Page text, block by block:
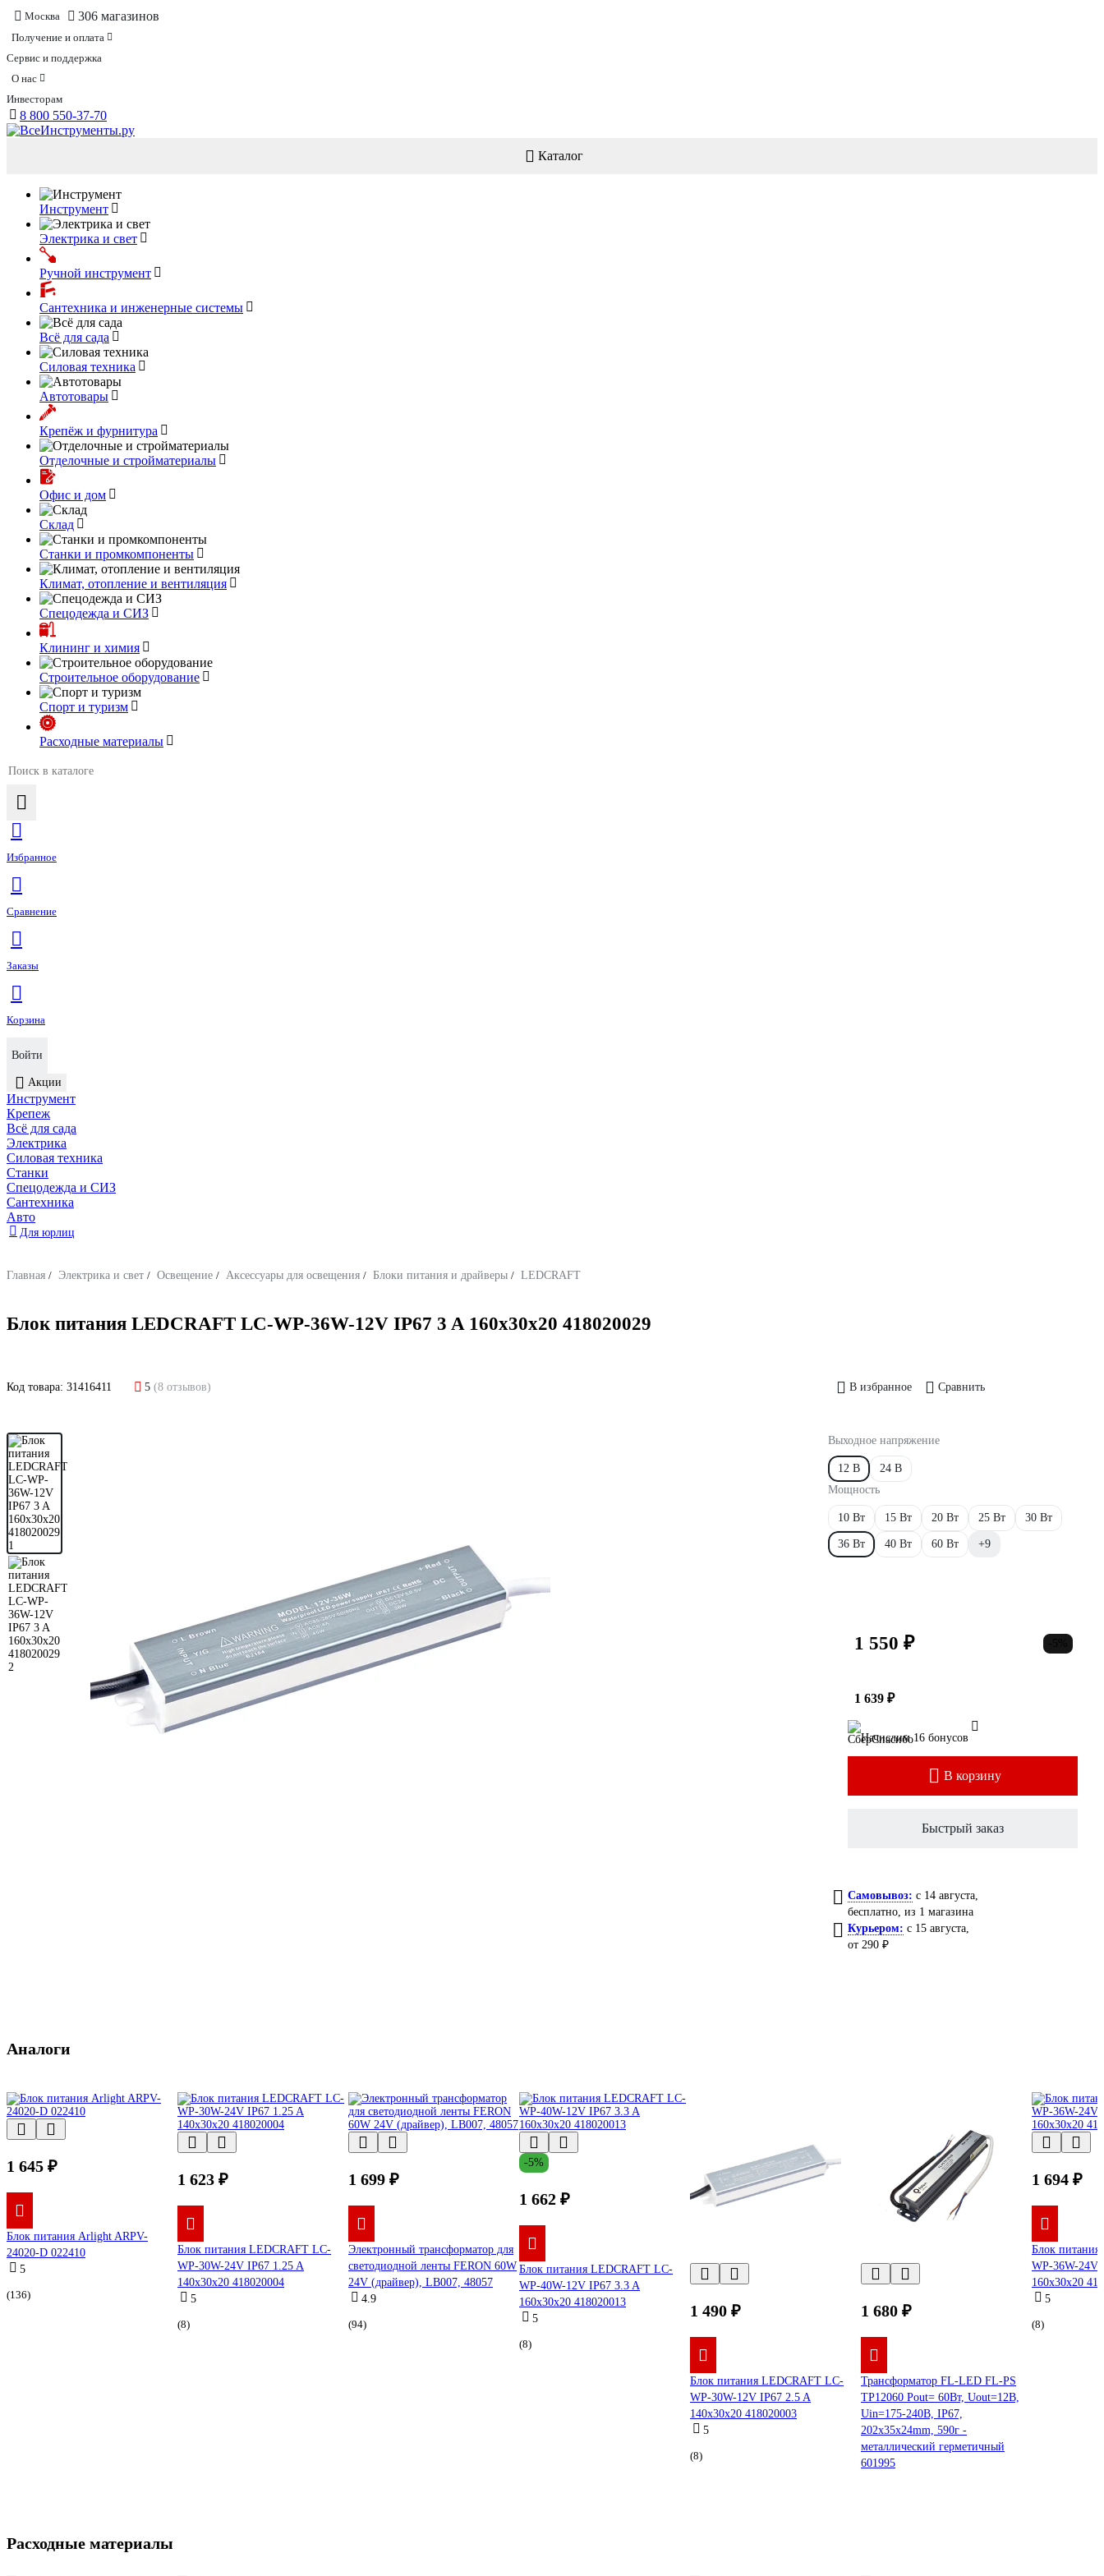
Москва 306 магазинов
Получение и оплата
Сервис и поддержка
О нас
Инвесторам
8 800 550-37-70
Каталог
Инструмент
Электрика и свет
Ручной инструмент
Сантехника и инженерные системы
Всё для сада
Силовая техника
Автотовары
Крепёж и фурнитура
Отделочные и стройматериалы
Офис и дом
Склад
Станки и промкомпоненты
Климат, отопление и вентиляция
Спецодежда и СИЗ
Клининг и химия
Строительное оборудование
Спорт и туризм
Расходные материалы
Избранное
Сравнение
Заказы
Корзина
Войти
Акции
Инструмент
Крепеж
Всё для сада
Электрика
Силовая техника
Станки
Спецодежда и СИЗ
Сантехника
Авто
Для юрлиц
Главная / Электрика и свет / Освещение / Аксессуары для освещения / Блоки питания и драйверы / LEDCRAFT
Блок питания LEDCRAFT LC-WP-36W-12V IP67 3 A 160x30x20 418020029
Код товара: 31416411 5 (8 отзывов) В избранное Сравнить
Выходное напряжение
12 В
24 В
Мощность
10 Вт 15 Вт 20 Вт 25 Вт 30 Вт
36 Вт 40 Вт 60 Вт +9
1 550 ₽
1 639 ₽
Начислим 16 бонусов
В корзину
Быстрый заказ
Самовывоз: c 14 августа,
бесплатно , из 1 магазина
Курьером: c 15 августа,
от 290 ₽
Аналоги
1 645 ₽
Блок питания Arlight ARPV-
24020-D 022410
5
(136)
1 623 ₽
Блок питания LEDCRAFT LC-
WP-30W-24V IP67 1.25 A
140x30x20 418020004
5
(8)
1 699 ₽
Электронный трансформатор для
светодиодной ленты FERON 60W
24V (драйвер), LB007, 48057
4.9
(94)
-5%
1 662 ₽
Блок питания LEDCRAFT LC-
WP-40W-12V IP67 3.3 A
160x30x20 418020013
5
(8)
1 490 ₽
Блок питания LEDCRAFT LC-
WP-30W-12V IP67 2.5 A
140x30x20 418020003
5
(8)
1 680 ₽
Трансформатор FL-LED FL-PS
TP12060 Pout= 60Вт, Uout=12В,
Uin=175-240В, IP67,
202x35x24mm, 590г -
металлический герметичный
601995
1 694 ₽
Блок
WP-36W-24V
160x30x20
5
(8)
Расходные материалы